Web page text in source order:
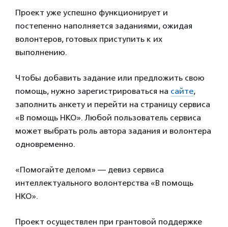
Проект уже успешно функционирует и
постепенно наполняется заданиями, ожидая
волонтеров, готовых приступить к их
выполнению.
Чтобы добавить задание или предложить свою
помощь, нужно зарегистрироваться на сайте,
заполнить анкету и перейти на страницу сервиса
«В помощь НКО». Любой пользователь сервиса
может выбрать роль автора задания и волонтера
одновременно.
«Помогайте делом» — девиз сервиса
интеллектуального волонтерства «В помощь
НКО».
Проект осуществлен при грантовой поддержке